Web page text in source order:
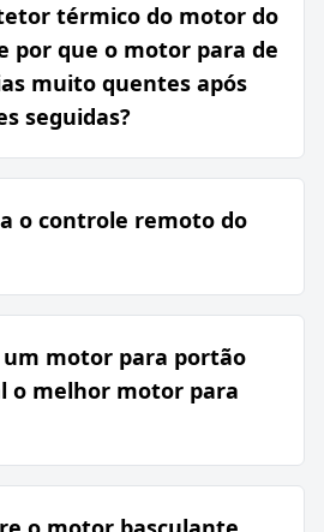
térmico do motor do
por que o motor para de
muito quentes após
seguidas?
o controle remoto do
motor para portão
o melhor motor para